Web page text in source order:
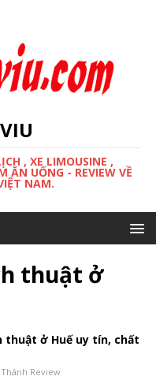
, XE LIMOUSINE ,
ĂN UỐNG - REVIEW VỀ
NAM.
thuật ở
thuật ở Huế uy tín, chất
Thánh Review